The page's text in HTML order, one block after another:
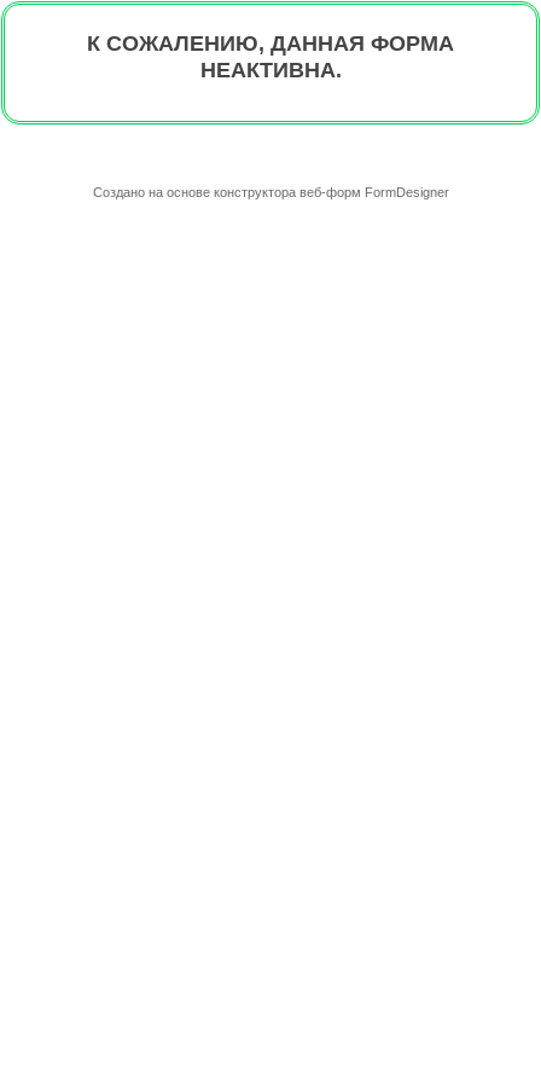
К СОЖАЛЕНИЮ, ДАННАЯ ФОРМА
НЕАКТИВНА.
Создано на основе конструктора веб-форм FormDesigner